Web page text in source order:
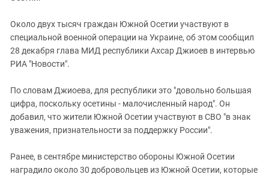
Южный Кавказ
ЮФО
Около двух тысяч граждан Южной Осетии участвуют в
специальной военной операции на Украине, об этом сообщил
28 декабря глава МИД республики Ахсар Джиоев в интервью
РИА "Новости".
По словам Джиоева, для республики это "довольно большая
цифра, поскольку осетины - малочисленный народ". Он
добавил, что жители Южной Осетии участвуют в СВО "в знак
уважения, признательности за поддержку России".
Ранее, в сентябре министерство обороны Южной Осетии
наградило около 30 добровольцев из Южной Осетии, которые